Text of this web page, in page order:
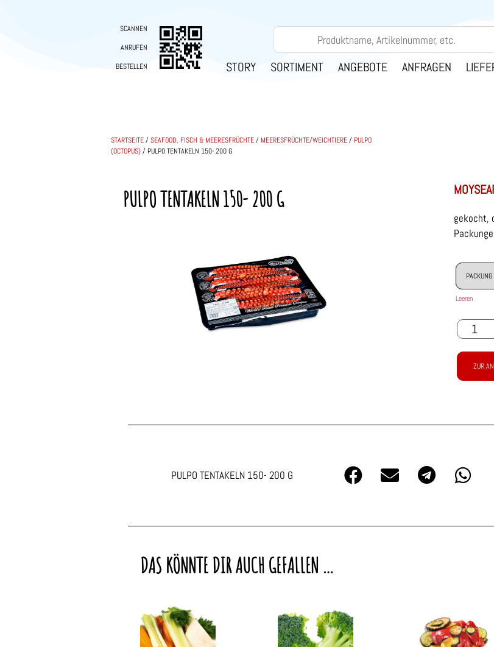
SCANNEN
ANRUFEN
BESTELLEN
STORY SORTIMENT ANGEBOTE ANFRAGEN
STARTSEITE/SEAFOOD, FISCH & MEERESFRÜCHTE/ MEERESFRÜCHTE/WEICHTIERE/ PULPO
(OCTOPUS)/ PULPO TENTAKELN 150- 200 G
PULPO TENTAKELN 150- 200 G
gekocht,
Leeren
ZUR
PULPO TENTAKELN 150- 200 G
DAS KÖNNTE DIR AUCH GEFALLEN …